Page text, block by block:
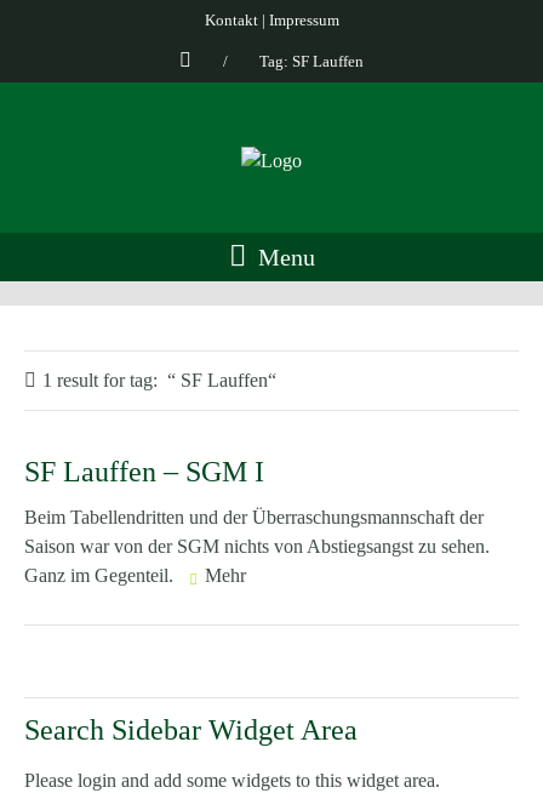
Kontakt| Impressum
/ Tag: SF Lauffen
Menu
1 result fortag: SF Lauffen
SF Lauffen – SGM I
Beim Tabellendritten und der Überraschungsmannschaft der
Saison war von der SGM nichts von Abstiegsangst zu sehen.
Ganz im Gegenteil.
Mehr
Search Sidebar Widget Area
Please login and add some widgets to this widget area.